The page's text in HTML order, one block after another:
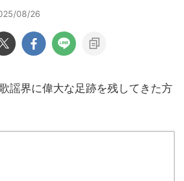
08/26
謡界に偉大な足跡を残してきた方